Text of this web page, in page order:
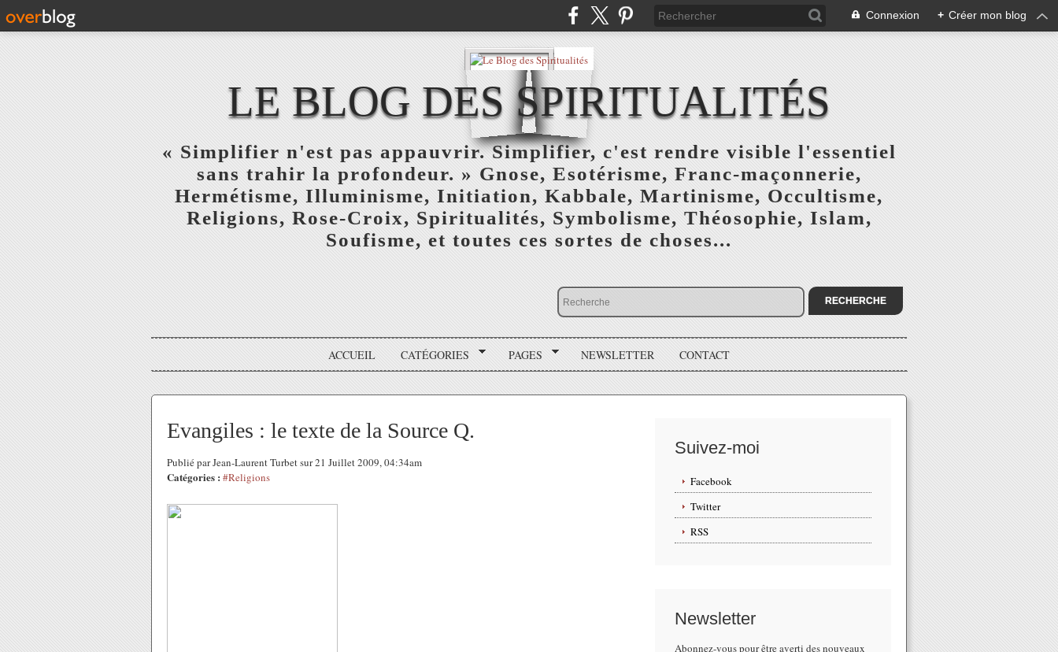
Connexion + Créer mon blog
LE BLOG DES SPIRITUALITÉS
« Simplifier n'est pas appauvrir. Simplifier, c'est rendre visible l'essentiel
sans trahir la profondeur. » Gnose, Esotérisme, Franc-maçonnerie,
Hermétisme, Illuminisme, Initiation, Kabbale, Martinisme, Occultisme,
Religions, Rose-Croix, Spiritualités, Symbolisme, Théosophie, Islam,
Soufisme, et toutes ces sortes de choses...
ACCUEIL CATÉGORIES PAGES NEWSLETTER CONTACT
Evangiles : le texte de la Source Q.
Publié par Jean-Laurent Turbet sur 21 Juillet 2009, 04:34am
Catégories : #Religions
Suivez-moi
Facebook
Twitter
RSS
Newsletter
Abonnez-vous pour être averti des nouveaux